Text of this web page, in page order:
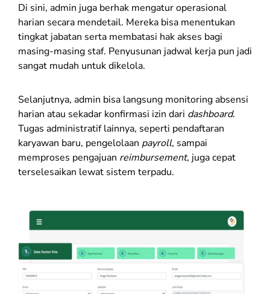
Di sini, admin juga berhak mengatur operasional
harian secara mendetail. Mereka bisa menentukan
tingkat jabatan serta membatasi hak akses bagi
masing-masing staf. Penyusunan jadwal kerja pun jadi
sangat mudah untuk dikelola.
Selanjutnya, admin bisa langsung monitoring absensi
harian atau sekadar konfirmasi izin dari dashboard.
Tugas administratif lainnya, seperti pendaftaran
karyawan baru, pengelolaan payroll, sampai
memproses pengajuan reimbursement, juga cepat
terselesaikan lewat sistem terpadu.